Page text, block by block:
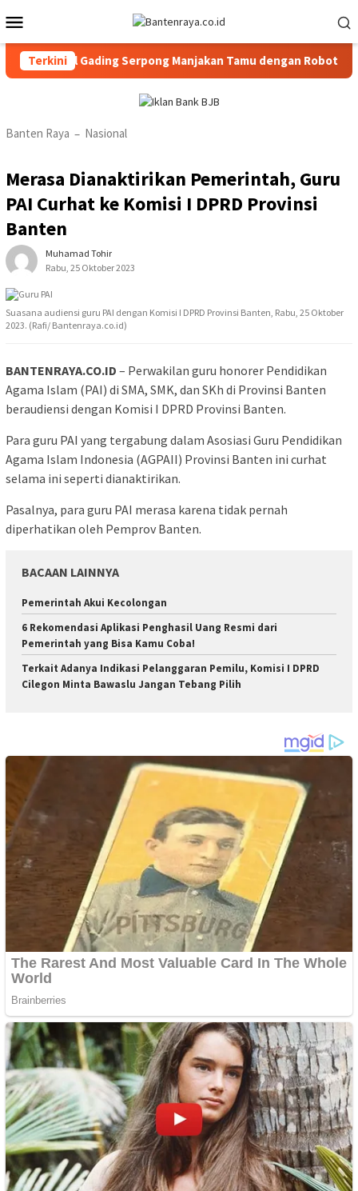
ke
kontenMobile
Terkini
Gading Serpong Manjakan Tamu dengan Robot Waiter
Banten Raya – Nasional
Merasa Dianaktirikan Pemerintah, Guru
PAI Curhat ke Komisi I DPRD Provinsi
Banten
Muhamad Tohir
Rabu, 25 Oktober 2023
Suasana audiensi guru PAI dengan Komisi I DPRD Provinsi Banten, Rabu, 25 Oktober
2023. (Rafi/ Bantenraya.co.id)
BANTENRAYA.CO.ID – Perwakilan guru honorer Pendidikan
Agama Islam (PAI) di SMA, SMK, dan SKh di Provinsi Banten
beraudiensi dengan Komisi I DPRD Provinsi Banten.
Para guru PAI yang tergabung dalam Asosiasi Guru Pendidikan
Agama Islam Indonesia (AGPAII) Provinsi Banten ini curhat
selama ini seperti dianaktirikan.
Pasalnya, para guru PAI merasa karena tidak pernah
diperhatikan oleh Pemprov Banten.
BACAAN LAINNYA
Pemerintah Akui Kecolongan
6 Rekomendasi Aplikasi Penghasil Uang Resmi dari
Pemerintah yang Bisa Kamu Coba!
Terkait Adanya Indikasi Pelanggaran Pemilu, Komisi I DPRD
Cilegon Minta Bawaslu Jangan Tebang Pilih